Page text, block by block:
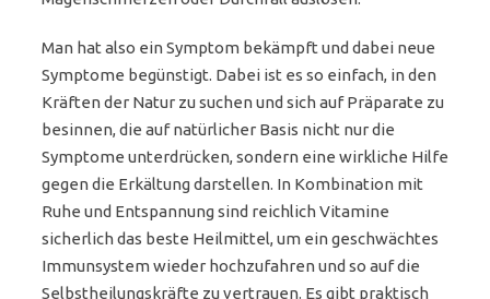
Man hat also ein Symptom bekämpft und dabei neue
Symptome begünstigt. Dabei ist es so einfach, in den
Kräften der Natur zu suchen und sich auf Präparate zu
besinnen, die auf natürlicher Basis nicht nur die
Symptome unterdrücken, sondern eine wirkliche Hilfe
gegen die Erkältung darstellen. In Kombination mit
Ruhe und Entspannung sind reichlich Vitamine
sicherlich das beste Heilmittel, um ein geschwächtes
Immunsystem wieder hochzufahren und so auf die
Selbstheilungskräfte zu vertrauen. Es gibt praktisch